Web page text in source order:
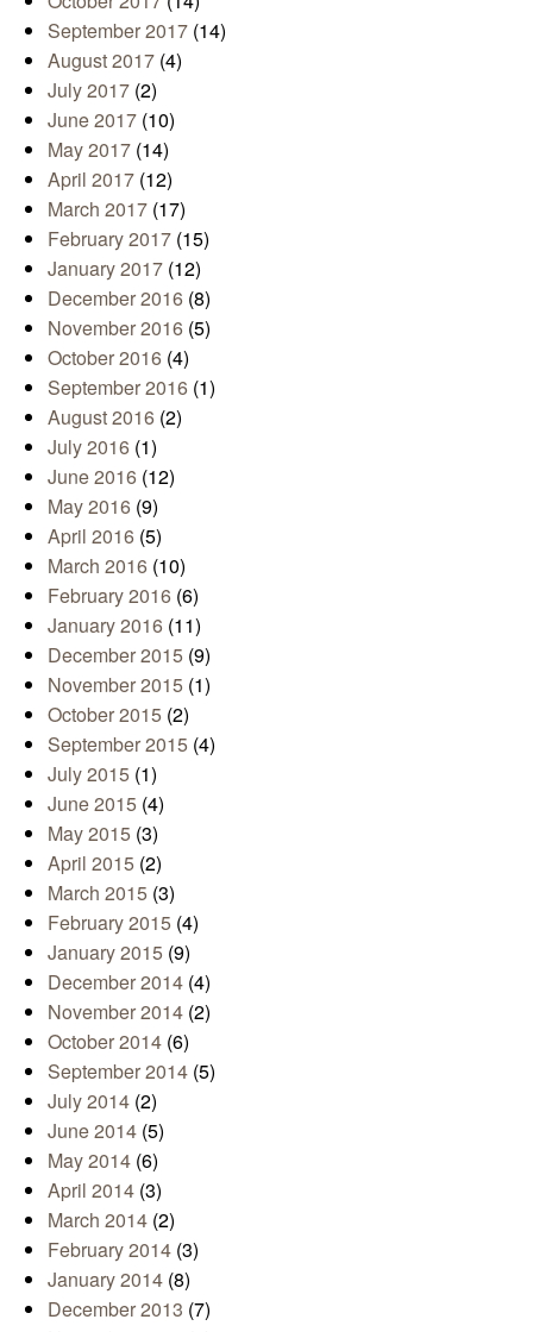
September 2017 (14)
August 2017 (4)
July 2017 (2)
June 2017 (10)
May 2017 (14)
April 2017 (12)
March 2017 (17)
February 2017 (15)
January 2017 (12)
December 2016 (8)
November 2016 (5)
October 2016 (4)
September 2016 (1)
August 2016 (2)
July 2016 (1)
June 2016 (12)
May 2016 (9)
April 2016 (5)
March 2016 (10)
February 2016 (6)
January 2016 (11)
December 2015 (9)
November 2015 (1)
October 2015 (2)
September 2015 (4)
July 2015 (1)
June 2015 (4)
May 2015 (3)
April 2015 (2)
March 2015 (3)
February 2015 (4)
January 2015 (9)
December 2014 (4)
November 2014 (2)
October 2014 (6)
September 2014 (5)
July 2014 (2)
June 2014 (5)
May 2014 (6)
April 2014 (3)
March 2014 (2)
February 2014 (3)
January 2014 (8)
December 2013 (7)